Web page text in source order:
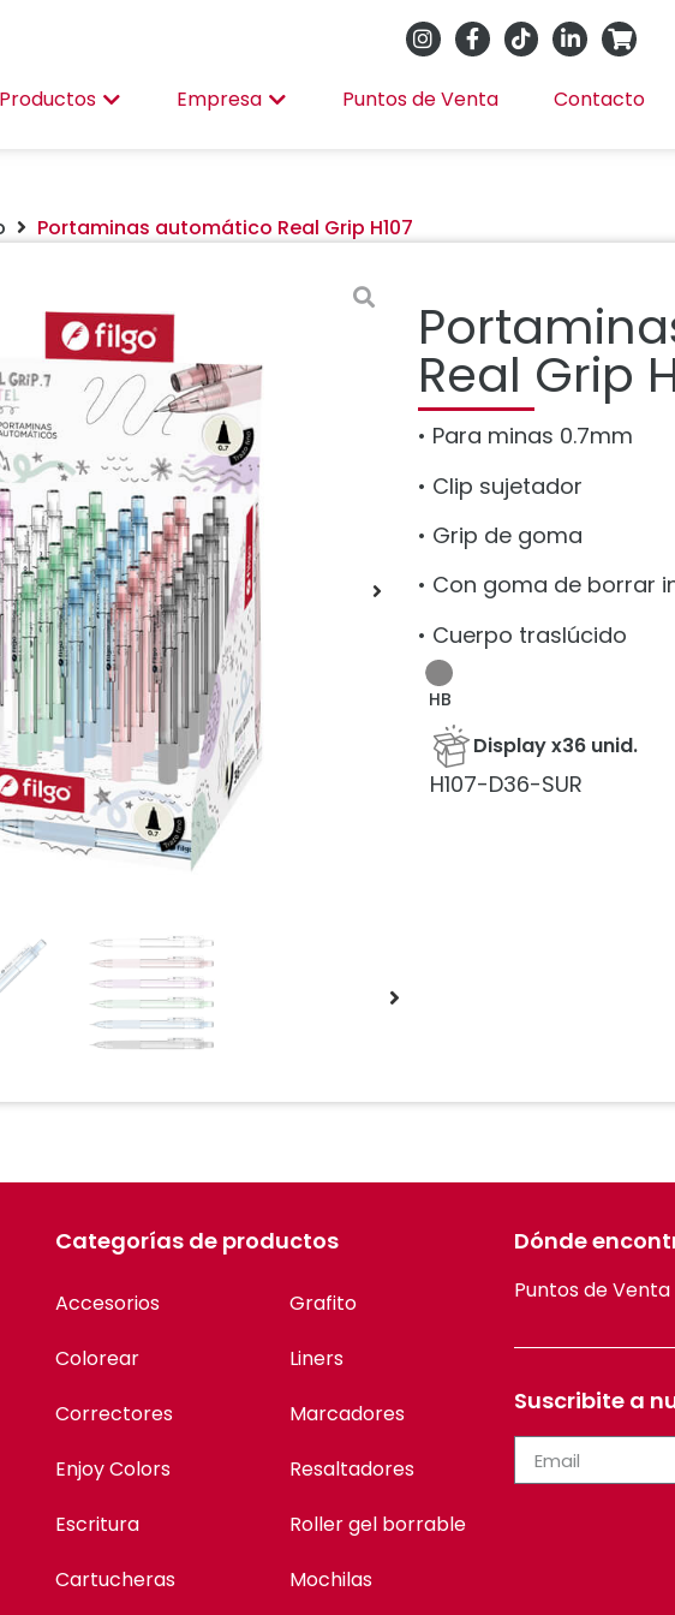
Productos Empresa Puntos de Venta Contacto
Portaminas automático Real Grip H107
Real Grip
• Para minas 0.7mm
• Clip sujetador
• Grip de goma
• Con goma de borrar
• Cuerpo traslúcido
HB
Display x36 unid.
H107-D36-SUR
Categorías de productos
Accesorios
Colorear
Correctores
Enjoy Colors
Escritura
Cartucheras
Grafito
Liners
Marcadores
Resaltadores
Roller gel borrable
Mochilas
Dónde
Puntos de Venta
Suscribite a